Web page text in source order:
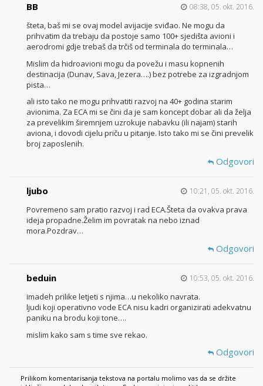
BB 08:38, 05. okt. 2016.
šteta, baš mi se ovaj model avijacije sviđao. Ne mogu da
prihvatim da trebaju da postoje samo 100+ sjedišta avioni i
aerodromi gdje trebaš da trčiš od terminala do terminala…
Mislim da hidroavioni mogu da povežu i masu kopnenih
destinacija (Dunav, Sava, Jezera….) bez potrebe za izgradnjom
pista…
ali isto tako ne mogu prihvatiti razvoj na 40+ godina starim
avionima. Za ECA mi se čini da je sam koncept dobar ali da želja
za prevelikim širemnjem uzrokuje nabavku (ili najam) starih
aviona, i dovodi cijelu priču u pitanje. Isto tako mi se čini prevelik
broj zaposlenih.
Odgovori
ljubo 10:21, 05. okt. 2016.
Povremeno sam pratio razvoj i rad ECA.Šteta da ovakva prava
ideja propadne.Želim im povratak na nebo iznad
mora.Pozdrav…
Odgovori
beduin 10:53, 05. okt. 2016.
imadeh prilike letjeti s njima…u nekoliko navrata.
ljudi koji operativno vode ECA nisu kadri organizirati adekvatnu
paniku na brodu koji tone….
mislim kako sam s time sve rekao.
Odgovori
Prilikom komentarisanja tekstova na portalu molimo vas da se držite